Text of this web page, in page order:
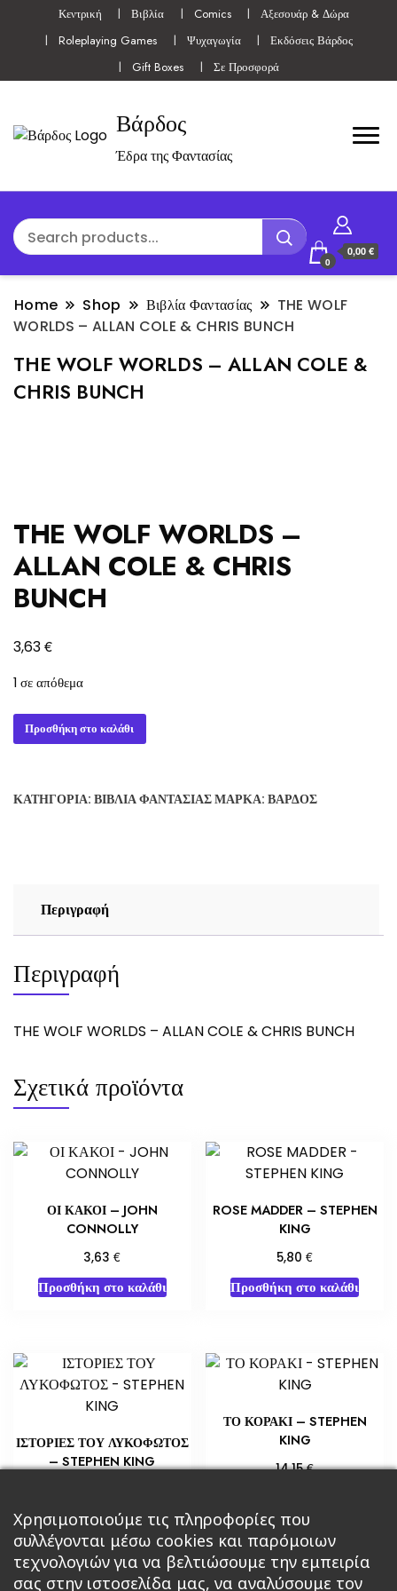
Κεντρική Βιβλία Comics
Αξεσουάρ & Δώρα
Roleplaying Games
Ψυχαγωγία
Εκδόσεις Βάρδος
Gift Boxes
Σε Προσφορά
Βάρδος
Έδρα της Φαντασίας
0
0,00 €
Home Shop Βιβλία Φαντασίας
THE WOLF
WORLDS – ALLAN COLE & CHRIS BUNCH
THE WOLF WORLDS – ALLAN COLE &
CHRIS BUNCH
THE WOLF WORLDS –
ALLAN COLE & CHRIS
BUNCH
3,63€
1 σε απόθεμα
THE
WOLF
ALLAN
ποσότητα
Προσθήκη στο καλάθι
ΚΑΤΗΓΟΡΊΑ: ΒΙΒΛΊΑ ΦΑΝΤΑΣΊΑΣΜΆΡΚΑ: ΒΆΡΔΟΣ
Περιγραφή
Περιγραφή
THE WOLF WORLDS – ALLAN COLE & CHRIS BUNCH
Σχετικά προϊόντα
ΟΙ ΚΑΚΟΙ – JOHN
CONNOLLY
3,63€
Προσθήκη στο καλάθι
ROSE MADDER – STEPHEN
KING
5,80€
Προσθήκη στο καλάθι
ΙΣΤΟΡΙΕΣ ΤΟΥ ΛΥΚΟΦΩΤΟΣ
– STEPHEN KING
Διαβάστε περισσότερα
ΤΟ ΚΟΡΑΚΙ – STEPHEN
KING
14,15€
Χρησιμοποιούμε τις πληροφορίες που
συλλέγονται μέσω cookies και παρόμοιων
τεχνολογιών για να βελτιώσουμε την εμπειρία
σας στην ιστοσελίδα μας, να αναλύσουμε τον